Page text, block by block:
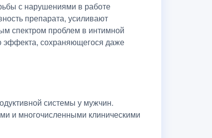
с нарушениями в работе
препарата, усиливают
спектром проблем в интимной
эффекта, сохраняющегося даже
системы у мужчин.
и многочисленными клиническими